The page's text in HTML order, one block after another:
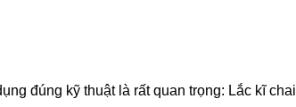
đúng kỹ thuật là rất quan trọng: Lắc kĩ